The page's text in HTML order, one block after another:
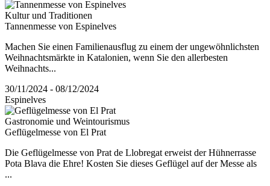
Kultur und Traditionen
Tannenmesse von Espinelves
Machen Sie einen Familienausflug zu einem der ungewöhnlichsten
Weihnachtsmärkte in Katalonien, wenn Sie den allerbesten
Weihnachts...
30/11/2024 - 08/12/2024
Espinelves
Gastronomie und Weintourismus
Geflügelmesse von El Prat
Die Geflügelmesse von Prat de Llobregat erweist der Hühnerrasse
Pota Blava die Ehre! Kosten Sie dieses Geflügel auf der Messe als
...